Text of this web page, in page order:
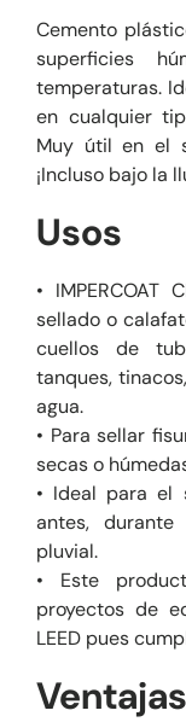
Cemento
superficies
temperaturas.
en cualquier
Muy útil en el
¡Incluso bajo la
Usos
• IMPERCOAT
sellado o
cuellos de
tanques,
agua.
• Para sellar
secas o
• Ideal para el
antes,
pluvial.
• Este
proyectos de
LEED pues
Ventajas